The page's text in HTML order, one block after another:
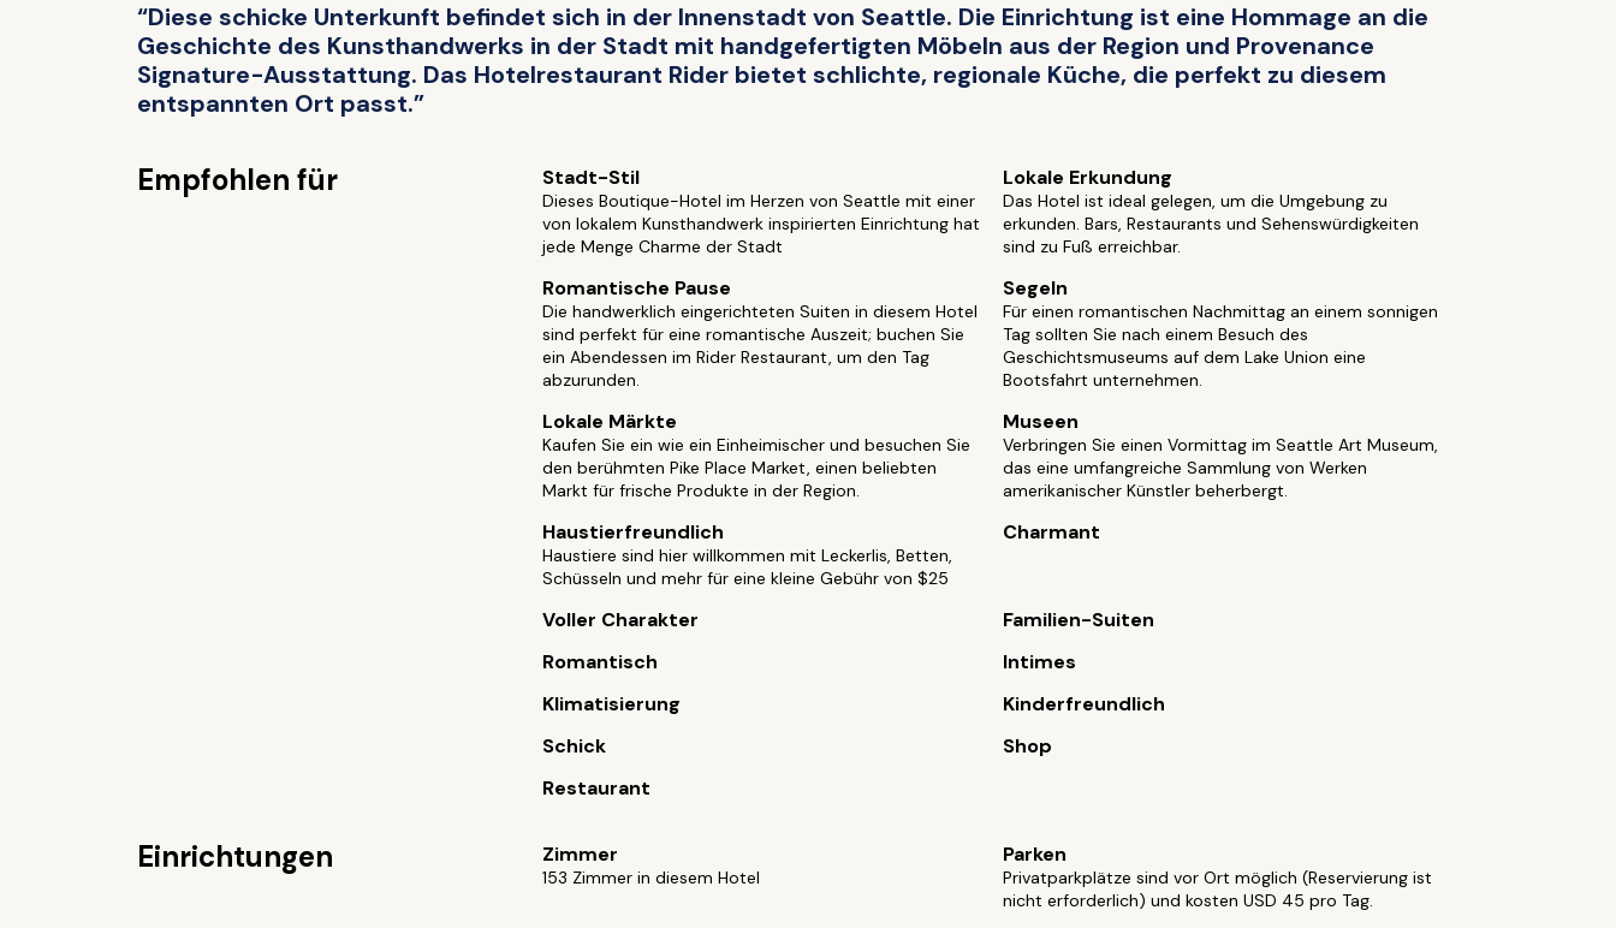
“Diese schicke Unterkunft befindet sich in der Innenstadt von Seattle. Die Einrichtung ist eine Hommage an die
Geschichte des Kunsthandwerks in der Stadt mit handgefertigten Möbeln aus der Region und Provenance
Signature-Ausstattung. Das Hotelrestaurant Rider bietet schlichte, regionale Küche, die perfekt zu diesem
entspannten Ort passt.”
Empfohlen für Stadt-Stil
Dieses Boutique-Hotel im Herzen von Seattle mit einer
von lokalem Kunsthandwerk inspirierten Einrichtung hat
jede Menge Charme der Stadt
Lokale Erkundung
Das Hotel ist ideal gelegen, um die Umgebung zu
erkunden. Bars, Restaurants und Sehenswürdigkeiten
sind zu Fuß erreichbar.
Romantische Pause
Die handwerklich eingerichteten Suiten in diesem Hotel
sind perfekt für eine romantische Auszeit; buchen Sie
ein Abendessen im Rider Restaurant, um den Tag
abzurunden.
Segeln
Für einen romantischen Nachmittag an einem sonnigen
Tag sollten Sie nach einem Besuch des
Geschichtsmuseums auf dem Lake Union eine
Bootsfahrt unternehmen.
Lokale Märkte
Kaufen Sie ein wie ein Einheimischer und besuchen Sie
den berühmten Pike Place Market, einen beliebten
Markt für frische Produkte in der Region.
Museen
Verbringen Sie einen Vormittag im Seattle Art Museum,
das eine umfangreiche Sammlung von Werken
amerikanischer Künstler beherbergt.
Haustierfreundlich
Haustiere sind hier willkommen mit Leckerlis, Betten,
Schüsseln und mehr für eine kleine Gebühr von $25
Charmant
Voller Charakter
Familien-Suiten
Romantisch
Intimes
Klimatisierung
Kinderfreundlich
Schick
Shop
Restaurant
Einrichtungen Zimmer
153 Zimmer in diesem Hotel
Parken
Privatparkplätze sind vor Ort möglich (Reservierung ist
nicht erforderlich) und kosten USD 45 pro Tag.